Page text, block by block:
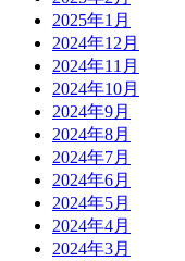
2025年1月
2024年12月
2024年11月
2024年10月
2024年9月
2024年8月
2024年7月
2024年6月
2024年5月
2024年4月
2024年3月